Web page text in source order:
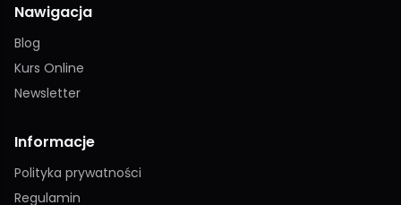
Nawigacja
Blog
Kurs Online
Newsletter
Informacje
Polityka prywatności
Regulamin